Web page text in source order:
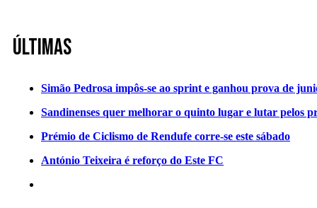
Últimas
Simão Pedrosa impôs-se ao sprint e ganhou prova de
Sandinenses quer melhorar o quinto lugar e lutar pelos
Prémio de Ciclismo de Rendufe corre-se este sábado
António Teixeira é reforço do Este FC